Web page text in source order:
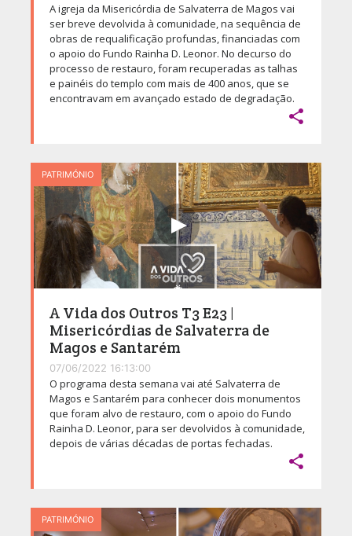
A igreja da Misericórdia de Salvaterra de Magos vai
ser breve devolvida à comunidade, na sequência de
obras de requalificação profundas, financiadas com
o apoio do Fundo Rainha D. Leonor. No decurso do
processo de restauro, foram recuperadas as talhas
e painéis do templo com mais de 400 anos, que se
encontravam em avançado estado de degradação.

PATRIMÓNIO
A Vida dos Outros T3 E23 |
Misericórdias de Salvaterra de
Magos e Santarém
07/06/2022 16:13:00
O programa desta semana vai até Salvaterra de
Magos e Santarém para conhecer dois monumentos
que foram alvo de restauro, com o apoio do Fundo
Rainha D. Leonor, para ser devolvidos à comunidade,
depois de várias décadas de portas fechadas.

PATRIMÓNIO